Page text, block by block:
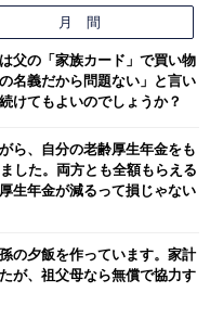
月 間
父の「家族カード」で買い物
名義だから問題ない」と言い
けてもよいのでしょうか？
ら、自分の老齢厚生年金をも
した。両方とも全額もらえる
生年金が減るって損じゃない
の夕飯を作っています。家計
が、祖父母なら無償で協力す